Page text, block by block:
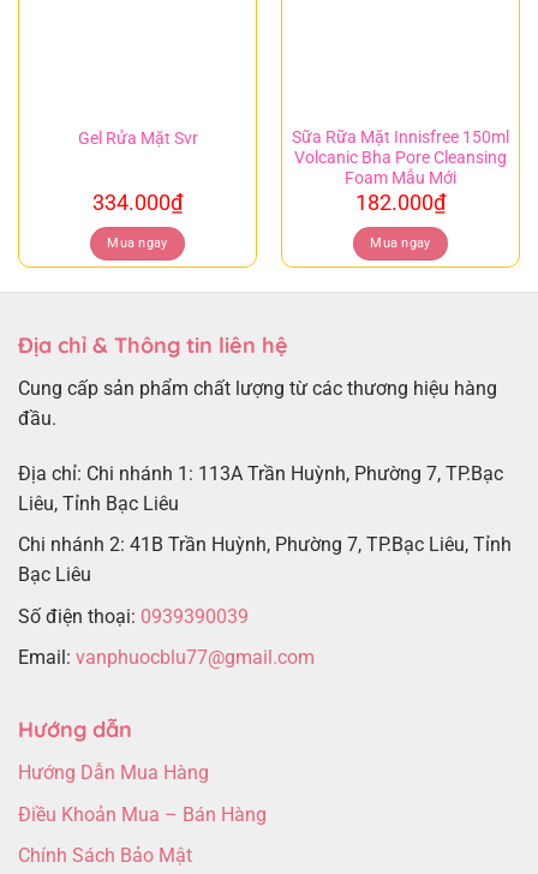
Gel Rửa Mặt Svr
334.000₫
Mua ngay
Sữa Rữa Mặt Innisfree 150ml
Volcanic Bha Pore Cleansing
Foam Mẫu Mới
182.000₫
Mua ngay
Địa chỉ & Thông tin liên hệ
Cung cấp sản phẩm chất lượng từ các thương hiệu hàng
đầu.
Địa chỉ: Chi nhánh 1: 113A Trần Huỳnh, Phường 7, TP.Bạc
Liêu, Tỉnh Bạc Liêu
Chi nhánh 2: 41B Trần Huỳnh, Phường 7, TP.Bạc Liêu, Tỉnh
Bạc Liêu
Số điện thoại: 0939390039
Email: vanphuocblu77@gmail.com
Hướng dẫn
Hướng Dẫn Mua Hàng
Điều Khoản Mua – Bán Hàng
Chính Sách Bảo Mật